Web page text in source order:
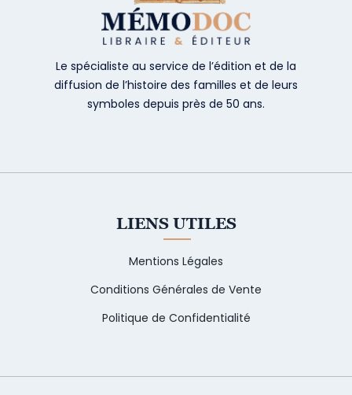
Le spécialiste au service de l’édition et de la
diffusion de l’histoire des familles et de leurs
symboles depuis près de 50 ans.
LIENS UTILES
Mentions Légales
Conditions Générales de Vente
Politique de Confidentialité